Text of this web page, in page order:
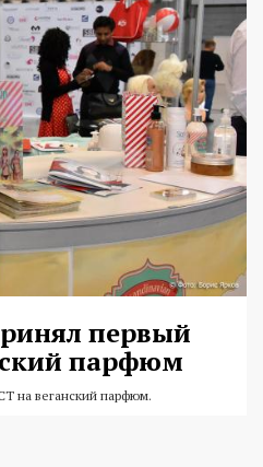
первый
парфюм
на веганский парфюм.